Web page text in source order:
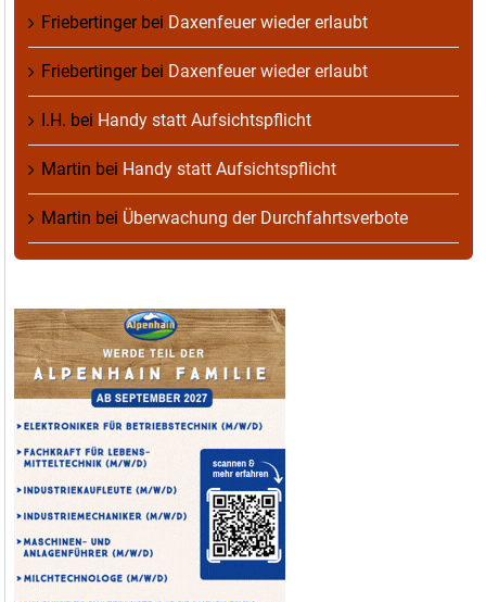
Friebertingerbei Daxenfeuer wieder erlaubt
Friebertingerbei Daxenfeuer wieder erlaubt
I.H. bei Handy statt Aufsichtspflicht
Martin bei Handy statt Aufsichtspflicht
Martin bei Überwachung der Durchfahrtsverbote